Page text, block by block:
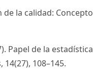
de la calidad:
Papel de la
108–145.